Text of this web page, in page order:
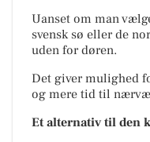
Uanset om man
svensk sø eller de
uden for døren.
Det giver mulighed
og mere tid til
Et alternativ til den